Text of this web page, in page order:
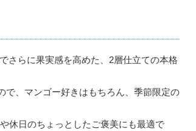
さらに果実感を高めた、2層仕立ての本格
で、マンゴー好きはもちろん、季節限定の
休日のちょっとしたご褒美にも最適で